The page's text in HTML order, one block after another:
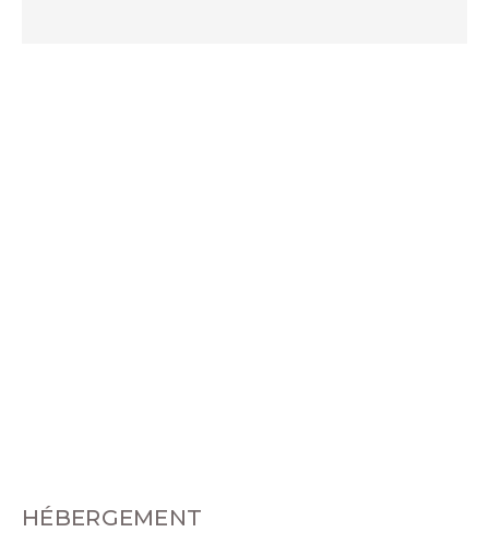
HÉBERGEMENT